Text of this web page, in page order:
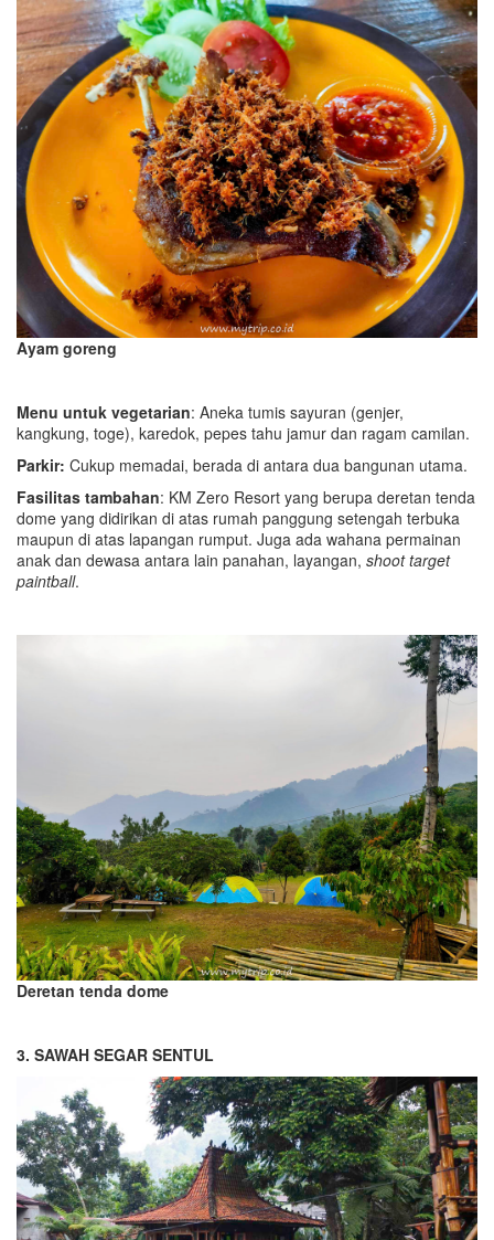
Ayam goreng
Menu untuk vegetarian: Aneka tumis sayuran (genjer,
kangkung, toge), karedok, pepes tahu jamur dan ragam camilan.
Parkir: Cukup memadai, berada di antara dua bangunan utama.
Fasilitas tambahan: KM Zero Resort yang berupa deretan tenda
dome yang didirikan di atas rumah panggung setengah terbuka
maupun di atas lapangan rumput. Juga ada wahana permainan
anak dan dewasa antara lain panahan, layangan, shoot target
paintball.
Deretan tenda dome
3. SAWAH SEGAR SENTUL